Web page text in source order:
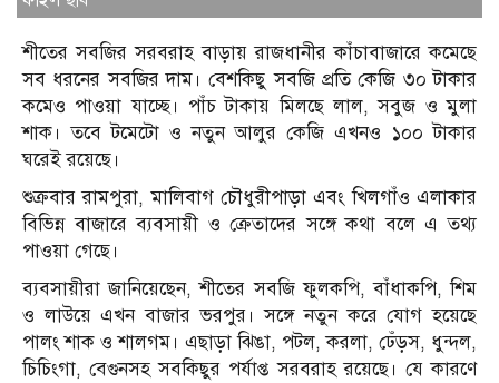
শীতের সবজির সরবরাহ বাড়ায় রাজধানীর কাঁচাবাজারে কমেছে
সব ধরনের সবজির দাম। বেশকিছু সবজি প্রতি কেজি ৩০ টাকার
কমেও পাওয়া যাচ্ছে। পাঁচ টাকায় মিলছে লাল, সবুজ ও মুলা
শাক। তবে টমেটো ও নতুন আলুর কেজি এখনও ১০০ টাকার
ঘরেই রয়েছে।
শুক্রবার রামপুরা, মালিবাগ চৌধুরীপাড়া এবং খিলগাঁও এলাকার
বিভিন্ন বাজারে ব্যবসায়ী ও ক্রেতাদের সঙ্গে কথা বলে এ তথ্য
পাওয়া গেছে।
ব্যবসায়ীরা জানিয়েছেন, শীতের সবজি ফুলকপি, বাঁধাকপি, শিম
ও লাউয়ে এখন বাজার ভরপুর। সঙ্গে নতুন করে যোগ হয়েছে
পালং শাক ও শালগম। এছাড়া ঝিঙা, পটল, করলা, ঢেঁড়স, ধুন্দল,
চিচিংগা, বেগুনসহ সবকিছুর পর্যাপ্ত সরবরাহ রয়েছে। যে কারণে